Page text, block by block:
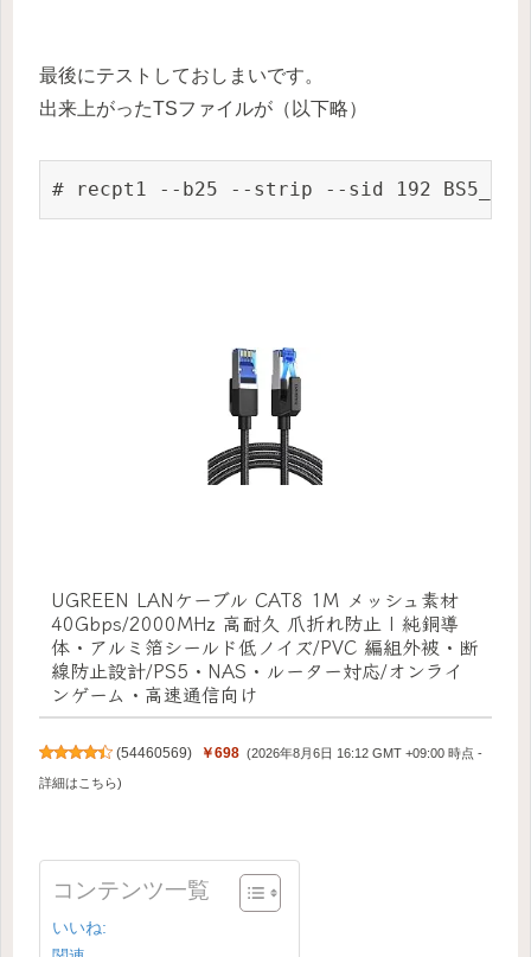
最後にテストしておしまいです。
出来上がったTSファイルが（以下略）
# recpt1 --b25 --strip --sid 192 BS5_0 5
UGREEN LANケーブル CAT8 1M メッシュ素材
40Gbps/2000MHz 高耐久 爪折れ防止 | 純銅導
体・アルミ箔シールド低ノイズ/PVC 編組外被・断
線防止設計/PS5・NAS・ルーター対応/オンライ
ンゲーム・高速通信向け
(54460569) ￥698 (2026年8月6日 16:12 GMT +09:00 時点 -
詳細はこちら)
コンテンツ一覧
いいね: